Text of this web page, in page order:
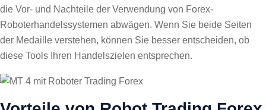
die Vor- und Nachteile der Verwendung von Forex-
Roboterhandelssystemen abwägen. Wenn Sie beide Seiten
der Medaille verstehen, können Sie besser entscheiden, ob
diese Tools Ihren Handelszielen entsprechen.